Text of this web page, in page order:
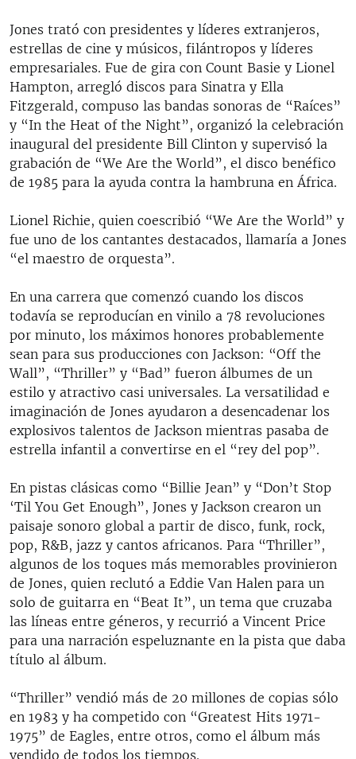
Jones trató con presidentes y líderes extranjeros,
estrellas de cine y músicos, filántropos y líderes
empresariales. Fue de gira con Count Basie y Lionel
Hampton, arregló discos para Sinatra y Ella
Fitzgerald, compuso las bandas sonoras de “Raíces”
y “In the Heat of the Night”, organizó la celebración
inaugural del presidente Bill Clinton y supervisó la
grabación de “We Are the World”, el disco benéfico
de 1985 para la ayuda contra la hambruna en África.
Lionel Richie, quien coescribió “We Are the World” y
fue uno de los cantantes destacados, llamaría a Jones
“el maestro de orquesta”.
En una carrera que comenzó cuando los discos
todavía se reproducían en vinilo a 78 revoluciones
por minuto, los máximos honores probablemente
sean para sus producciones con Jackson: “Off the
Wall”, “Thriller” y “Bad” fueron álbumes de un
estilo y atractivo casi universales. La versatilidad e
imaginación de Jones ayudaron a desencadenar los
explosivos talentos de Jackson mientras pasaba de
estrella infantil a convertirse en el “rey del pop”.
En pistas clásicas como “Billie Jean” y “Don’t Stop
‘Til You Get Enough”, Jones y Jackson crearon un
paisaje sonoro global a partir de disco, funk, rock,
pop, R&B, jazz y cantos africanos. Para “Thriller”,
algunos de los toques más memorables provinieron
de Jones, quien reclutó a Eddie Van Halen para un
solo de guitarra en “Beat It”, un tema que cruzaba
las líneas entre géneros, y recurrió a Vincent Price
para una narración espeluznante en la pista que daba
título al álbum.
“Thriller” vendió más de 20 millones de copias sólo
en 1983 y ha competido con “Greatest Hits 1971-
1975” de Eagles, entre otros, como el álbum más
vendido de todos los tiempos.